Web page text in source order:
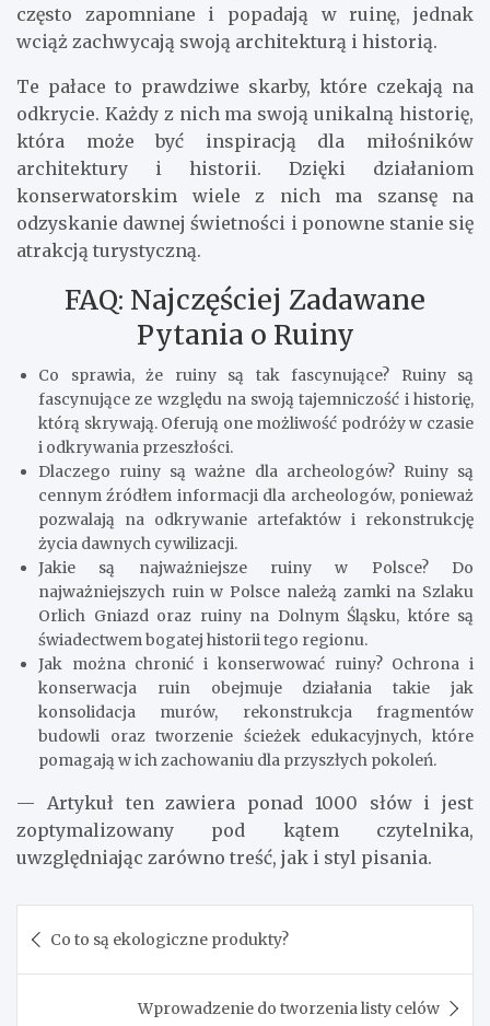
często zapomniane i popadają w ruinę, jednak
wciąż zachwycają swoją architekturą i historią.
Te pałace to prawdziwe skarby, które czekają na
odkrycie. Każdy z nich ma swoją unikalną historię,
która może być inspiracją dla miłośników
architektury i historii. Dzięki działaniom
konserwatorskim wiele z nich ma szansę na
odzyskanie dawnej świetności i ponowne stanie się
atrakcją turystyczną.
FAQ: Najczęściej Zadawane
Pytania o Ruiny
Co sprawia, że ruiny są tak fascynujące? Ruiny są
fascynujące ze względu na swoją tajemniczość i historię,
którą skrywają. Oferują one możliwość podróży w czasie
i odkrywania przeszłości.
Dlaczego ruiny są ważne dla archeologów? Ruiny są
cennym źródłem informacji dla archeologów, ponieważ
pozwalają na odkrywanie artefaktów i rekonstrukcję
życia dawnych cywilizacji.
Jakie są najważniejsze ruiny w Polsce? Do
najważniejszych ruin w Polsce należą zamki na Szlaku
Orlich Gniazd oraz ruiny na Dolnym Śląsku, które są
świadectwem bogatej historii tego regionu.
Jak można chronić i konserwować ruiny? Ochrona i
konserwacja ruin obejmuje działania takie jak
konsolidacja murów, rekonstrukcja fragmentów
budowli oraz tworzenie ścieżek edukacyjnych, które
pomagają w ich zachowaniu dla przyszłych pokoleń.
— Artykuł ten zawiera ponad 1000 słów i jest
zoptymalizowany pod kątem czytelnika,
uwzględniając zarówno treść, jak i styl pisania.
wpisu
Co to są ekologiczne produkty?
Wprowadzenie do tworzenia listy celów